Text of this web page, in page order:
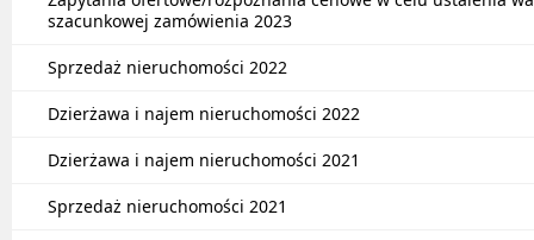
szacunkowej zamówienia 2023
Sprzedaż nieruchomości 2022
Dzierżawa i najem nieruchomości 2022
Dzierżawa i najem nieruchomości 2021
Sprzedaż nieruchomości 2021